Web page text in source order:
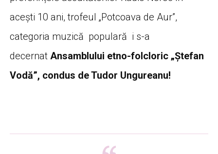
acești 10 ani, trofeul „Potcoava de Aur”,
categoria muzică populară i s-a
decernat Ansamblului etno-folcloric „Ștefan
Vodă”, condus de Tudor Ungureanu!